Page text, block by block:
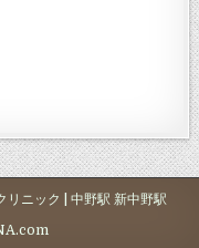
ニック | 中野駅 新中野駅